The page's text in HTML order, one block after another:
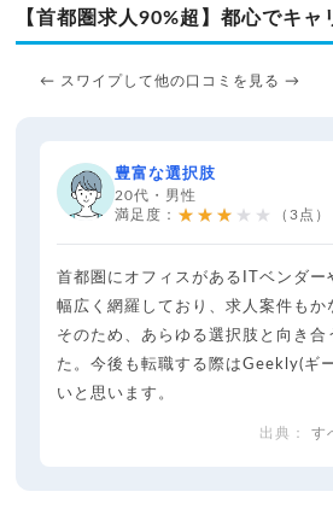
【首都圏求人90%超】都心でキ
← スワイプして他の口コミを見る →
豊富な選択肢
20代・男性
満足度： ★★★★★ （3点）
首都圏にオフィスがあるITベンダー
幅広く網羅しており、求人案件もか
そのため、あらゆる選択肢と向き合
た。今後も転職する際はGeekly(ギ
いと思います。
す